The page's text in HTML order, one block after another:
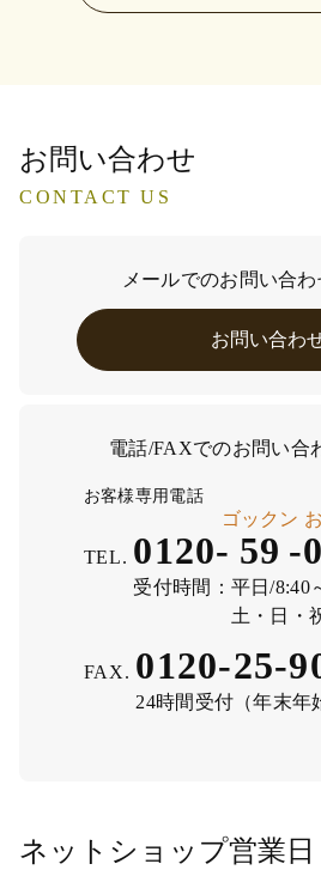
お問い合わせ
CONTACT US
メールでのお問い合
お問い合わ
電話/FAXでのお問い合
お客様専用電話
TEL. 0120- 59
ゴックン
-
受付時間： 平日/8:40
土・日・
FAX. 0120-25-
24時間受付（年末年
ネットショップ営業日